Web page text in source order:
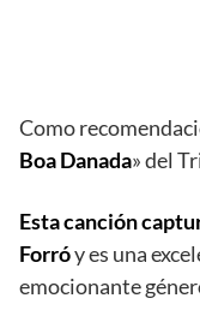
Como
Boa Danada» del
Esta canción
Forróy es una
emocionante